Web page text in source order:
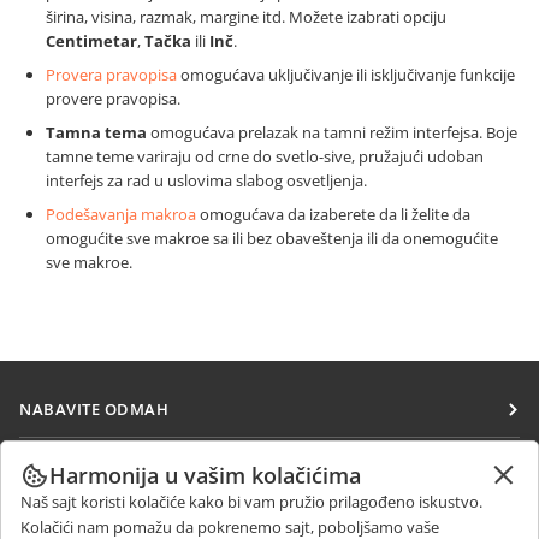
širina, visina, razmak, margine itd. Možete izabrati opciju
Centimetar,Tačka ili Inč.
Provera pravopisaomogućava uključivanje ili isključivanje funkcije
provere pravopisa.
Tamna tema omogućava prelazak na tamni režim interfejsa. Boje
tamne teme variraju od crne do svetlo-sive, pružajući udoban
interfejs za rad u uslovima slabog osvetljenja.
Podešavanja makroaomogućava da izaberete da li želite da
omogućite sve makroe sa ili bez obaveštenja ili da onemogućite
sve makroe.
NABAVITE ODMAH
Docs
DocSpace
Workspace
SARAĐUJTE
Za doprinosioce
PRIMAJTE VESTI
Harmonija u vašim kolačićima
Naš sajt koristi kolačiće kako bi vam pružio prilagođeno iskustvo.
Kolačići nam pomažu da pokrenemo sajt, poboljšamo vaše